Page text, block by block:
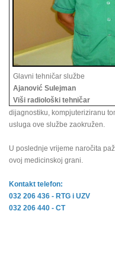
Glavni tehničar službe
Ajanović Sulejman
Viši radiološki tehničar
dijagnostiku, kompjuteriziranu
usluga ove službe zaokružen.
U poslednje vrijeme naročita
ovoj medicinskoj grani.
Kontakt telefon:
032 206 436 - RTG i UZV
032 206 440 - CT